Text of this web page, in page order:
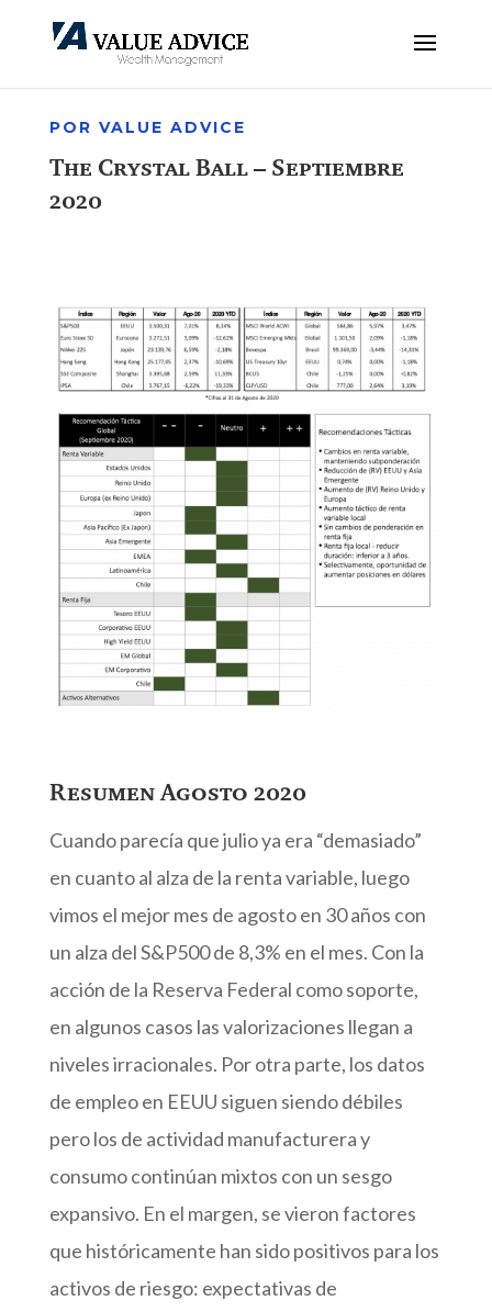
POR VALUE ADVICE
The Crystal Ball – Septiembre
2020
Resumen Agosto 2020
Cuando parecía que julio ya era “demasiado”
en cuanto al alza de la renta variable, luego
vimos el mejor mes de agosto en 30 años con
un alza del S&P500 de 8,3% en el mes. Con la
acción de la Reserva Federal como soporte,
en algunos casos las valorizaciones llegan a
niveles irracionales. Por otra parte, los datos
de empleo en EEUU siguen siendo débiles
pero los de actividad manufacturera y
consumo continúan mixtos con un sesgo
expansivo. En el margen, se vieron factores
que históricamente han sido positivos para los
activos de riesgo: expectativas de